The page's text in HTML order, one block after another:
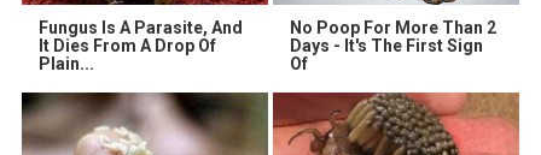
Fungus Is A Parasite, And
It Dies From A Drop Of
Plain...
No Poop For More Than 2
Days - It's The First Sign
Of